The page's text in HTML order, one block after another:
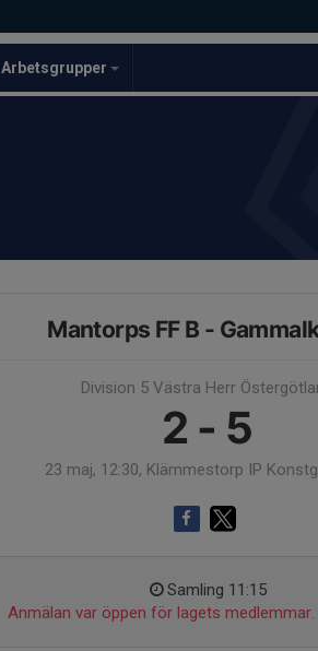
Arbetsgrupper
Mantorps FF B -
Division 5 Västra Herr
2 - 5
23 maj, 12:30, Klämmestorp IP
Samling 11:15
Anmälan var öppen för lagets medlemmar.